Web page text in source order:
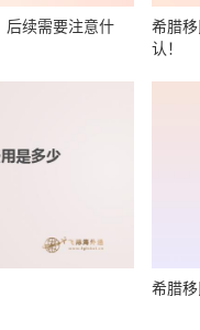
后续需要注意什
希腊
认！
希腊